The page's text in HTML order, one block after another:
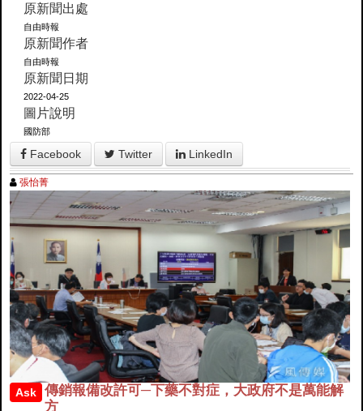
原新聞出處
自由時報
原新聞作者
自由時報
原新聞日期
2022-04-25
圖片說明
國防部
Facebook Twitter LinkedIn
張怡菁
Ask
傳銷報備改許可─下藥不對症，大政府不是萬能解
方